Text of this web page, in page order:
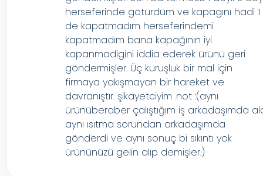
herseferinde götürdüm ve kapagını hadi 1
de kapatmadım herseferindemi
kapatmadım bana kapağının iyi
kapanmadigini iddia ederek ürünü geri
göndermişler. Üç kuruşluk bir mal için
firmaya yakışmayan bir hareket ve
davranıştır. şikayetciyim .not :(aynı
ürünüberaber çalıştığım iş arkadaşımda
aynı ısıtma sorundan arkadaşımda
gönderdi ve aynı sonuç bi sıkıntı yok
ürününüzü gelin alıp demişler.)